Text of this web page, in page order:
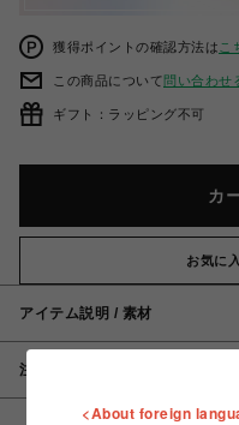
獲得ポイントの確認方法は こ
この商品について問い合わせ
ギフト：ラッピング不可
カ
お気に
アイテム説明 / 素材
注意事項
<About foreign